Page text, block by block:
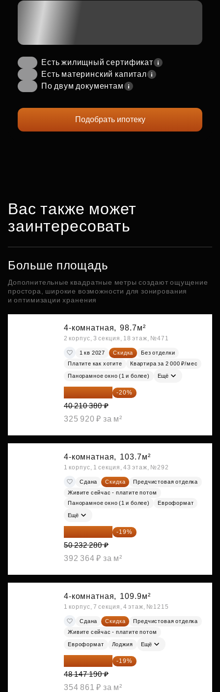
Есть жилищный сертификат
Есть материнский капитал
По двум документам
Подобрать ипотеку
Вас также может
заинтересовать
Больше площадь
Дополнительные квадратные метры создают ощущение
простора, широкие возможности для зонирования
и оптимизации хранения
4-комнатная, 98.7м²
2 корпус, 3 секция, 18 этаж, №471
1 кв 2027 Скидка
Без отделки
Платите как хотите
Квартира за 2 000 ₽/мес
Панорамное окно (1 и более) Ещё
32 168 304 ₽ -20%
40 210 380 ₽
325 920 ₽ за м²
4-комнатная, 103.7м²
1 корпус, 1 секция, 43 этаж, №292
Сдана Скидка
Предчистовая отделка
Живите сейчас - платите потом
Панорамное окно (1 и более)
Евроформат
Ещё
40 688 147 ₽ -19%
50 232 280 ₽
392 364 ₽ за м²
4-комнатная, 109.9м²
1 корпус, 7 секция, 4 этаж, №1215
Сдана Скидка
Предчистовая отделка
Живите сейчас - платите потом
Евроформат Лоджия Ещё
38 999 224 ₽ -19%
48 147 190 ₽
354 861 ₽ за м²